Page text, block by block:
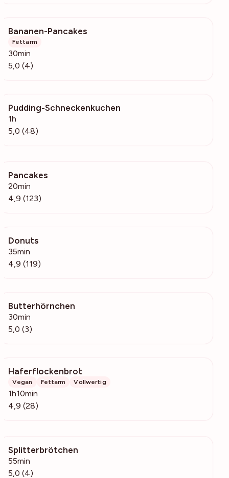
Bananen-Pancakes
Fettarm
30min
5,0 (4)
Pudding-Schneckenkuchen
1h
5,0 (48)
Pancakes
20min
4,9 (123)
Donuts
35min
4,9 (119)
Butterhörnchen
30min
5,0 (3)
Haferflockenbrot
Vegan Fettarm Vollwertig
1h10min
4,9 (28)
Splitterbrötchen
55min
5,0 (4)